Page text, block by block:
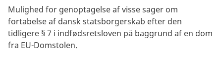
Mulighed for genoptagelse af visse sager om
fortabelse af dansk statsborgerskab efter den
tidligere § 7 i indfødsretsloven på baggrund af en dom
fra EU-Domstolen.